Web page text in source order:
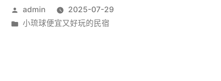
作
者:
admin
2025-07-29
分
小琉球便宜又好玩的民宿